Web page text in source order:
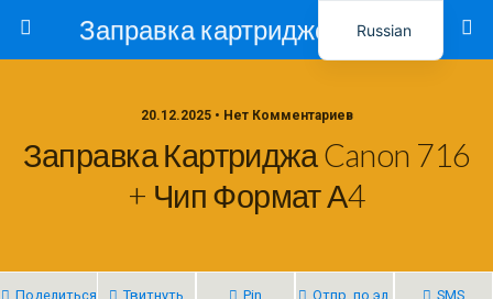
Заправка картриджей в Ташкенте – Тонер-Ресурс
20.12.2025 • Нет Комментариев
Заправка Картриджа Canon 716
+ Чип Формат А4
Поделиться Твитнуть Pin
Отпр. по эл.
SMS
Russian
Uzbek